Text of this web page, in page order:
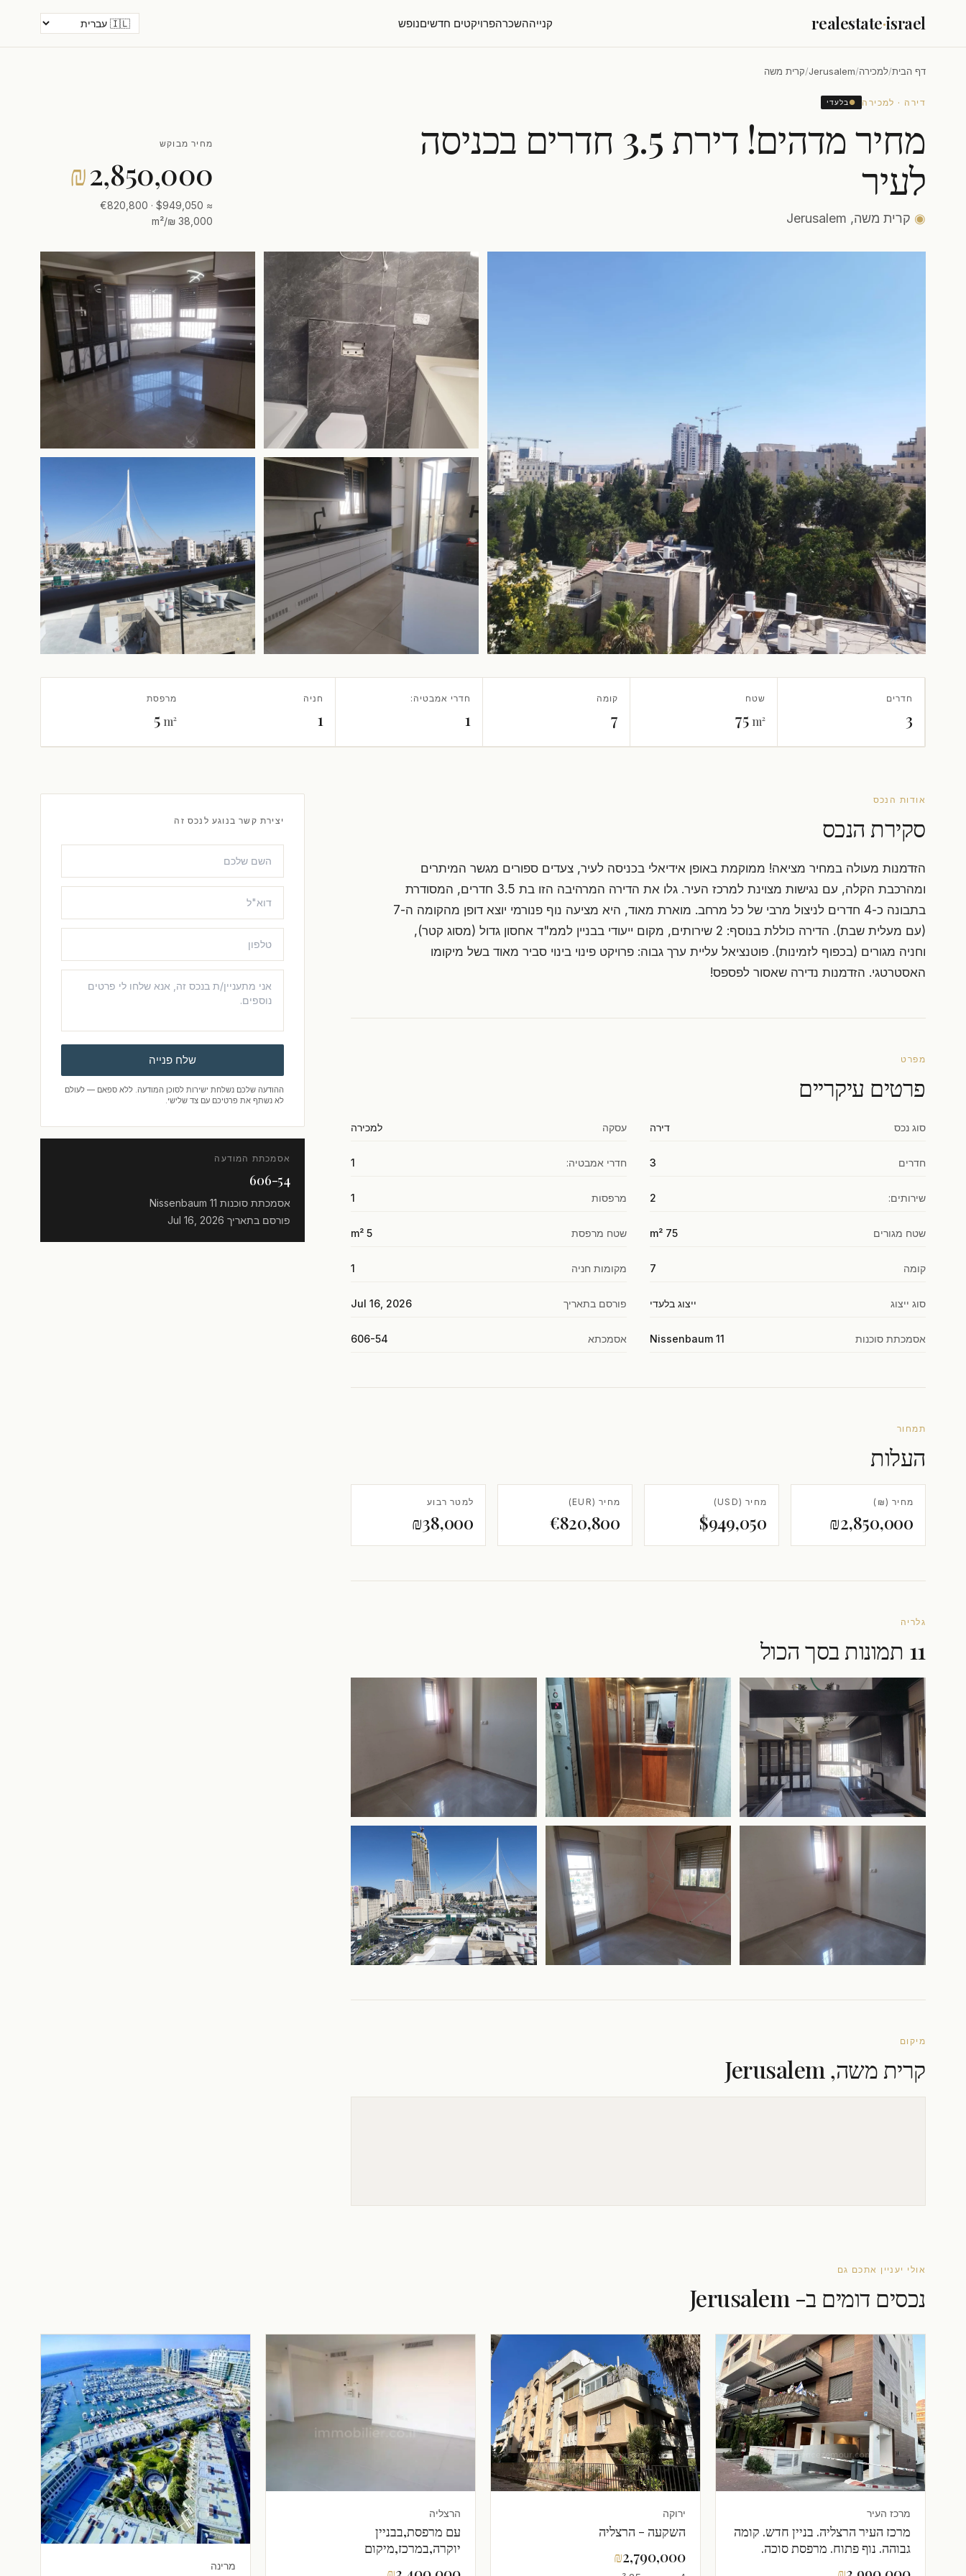
realestate·israel קנייההשכרהפרויקטים חדשיםנופש
דף הבית/למכירה/
Jerusalem
/קרית משה
דירה · למכירה ● בלעדי
מחיר מדהים! דירת 3.5 חדרים בכניסה
לעיר
◉ קרית משה, Jerusalem
מחיר מבוקש
₪2,850,000
≈ $949,050 · €820,800
38,000 ₪/m²
חדרים
3
שטח
75 m²
קומה
7
חדרי אמבטיה:
1
חניה
1
מרפסת
5 m²
אודות הנכס
סקירת הנכס
הזדמנות מעולה במחיר מציאה! ממוקמת באופן אידיאלי בכניסה לעיר, צעדים ספורים מגשר המיתרים
ומהרכבת הקלה, עם נגישות מצוינת למרכז העיר. גלו את הדירה המרהיבה הזו בת 3.5 חדרים, המסודרת
בתבונה כ-4 חדרים לניצול מרבי של כל מרחב. מוארת מאוד, היא מציעה נוף פנורמי יוצא דופן מהקומה ה-7
(עם מעלית שבת). הדירה כוללת בנוסף: 2 שירותים, מקום ייעודי בבניין לממ"ד אחסון גדול (מסוג קטר),
וחניה מגורים (בכפוף לזמינות). פוטנציאל עליית ערך גבוה: פרויקט פינוי בינוי סביר מאוד בשל מיקומו
האסטרטגי. הזדמנות נדירה שאסור לפספס!
מפרט
פרטים עיקריים
סוג נכס דירה עסקה למכירה
חדרים 3 חדרי אמבטיה: 1
שירותים: 2 מרפסות 1
שטח מגורים 75 m² שטח מרפסת 5 m²
קומה 7 מקומות חניה 1
סוג ייצוג ייצוג בלעדי פורסם בתאריך Jul 16, 2026
אסמכתת סוכנות Nissenbaum 11 אסמכתא 606-54
תמחור
העלות
מחיר (₪)
₪2,850,000
מחיר (USD)
$949,050
מחיר (EUR)
€820,800
למטר רבוע
₪38,000
גלריה
11 תמונות בסך הכול
מיקום
קרית משה, Jerusalem
יצירת קשר בנוגע לנכס זה
שלח פנייה
ההודעה שלכם נשלחת ישירות לסוכן המודעה. ללא ספאם — לעולם
לא נשתף את פרטיכם עם צד שלישי.
אסמכתת המודעה
606-54
אסמכתת סוכנות
פורסם בתאריך
אולי יעניין אתכם גם
נכסים דומים ב- Jerusalem
מרכז העיר
מרכז העיר הרצליה. בניין חדש. קומה
גבוהה. נוף פתוח. מרפסת סוכה.
ירוקה
השקעה - הרצליה
₪2,790,000
הרצליה
עם מרפסת,בבניין
יוקרה,במרכז,מיקום
מרינה